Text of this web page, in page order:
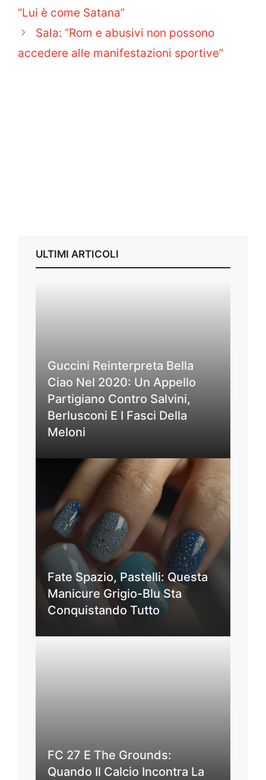
“Lui è come Satana”
Sala: “Rom e abusivi non possono
accedere alle manifestazioni sportive”
ULTIMI ARTICOLI
Guccini Reinterpreta Bella
Ciao Nel 2020: Un Appello
Partigiano Contro Salvini,
Berlusconi E I Fasci Della
Meloni
Fate Spazio, Pastelli: Questa
Manicure Grigio-Blu Sta
Conquistando Tutto
FC 27 E The Grounds:
Quando Il Calcio Incontra La